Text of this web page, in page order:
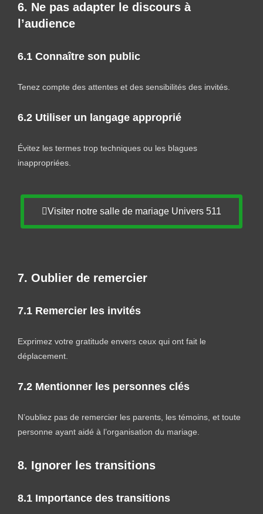
6. Ne pas adapter le discours à
l’audience
6.1 Connaître son public
Tenez compte des attentes et des sensibilités des invités.
6.2 Utiliser un langage approprié
Évitez les termes trop techniques ou les blagues
inappropriées.
Visiter notre salle de mariage Univers 511
7. Oublier de remercier
7.1 Remercier les invités
Exprimez votre gratitude envers ceux qui ont fait le
déplacement.
7.2 Mentionner les personnes clés
N’oubliez pas de remercier les parents, les témoins, et toute
personne ayant aidé à l’organisation du mariage.
8. Ignorer les transitions
8.1 Importance des transitions